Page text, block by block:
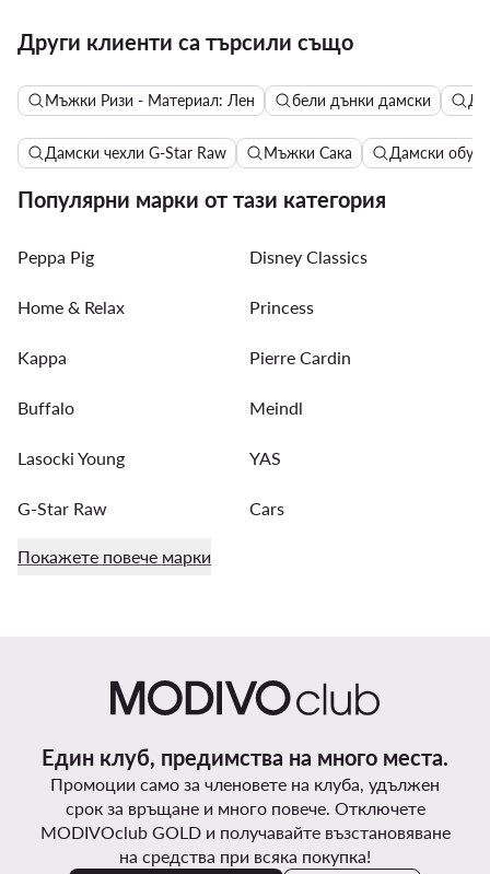
Други клиенти са търсили също
Мъжки Ризи - Материал: Лен бели дънки дамски
Дамски чехли G-Star Raw Мъжки Сака Дамски
Популярни марки от тази категория
Peppa Pig Disney Classics
Home & Relax Princess
Kappa Pierre Cardin
Buffalo Meindl
Lasocki Young YAS
G-Star Raw Cars
Покажете повече марки
Един клуб, предимства на много места.
Промоции само за членовете на клуба, удължен
срок за връщане и много повече. Отключете
MODIVOclub GOLD и получавайте възстановяване
на средства при всяка покупка!